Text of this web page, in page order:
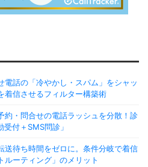
電話の「冷やかし・スパム」をシャッ
着信させるフィルター構築術
約・問合せの電話ラッシュを分散！診
付＋SMS問診」
送待ち時間をゼロに。条件分岐で着信
ルーティング」のメリット